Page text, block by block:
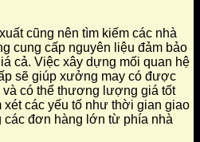
cũng nên tìm kiếm các nhà
cung cấp nguyên liệu đảm bảo
cả. Việc xây dựng mối quan hệ
sẽ giúp xưởng may có được
có thể thương lượng giá tốt
các yếu tố như thời gian giao
các đơn hàng lớn từ phía nhà